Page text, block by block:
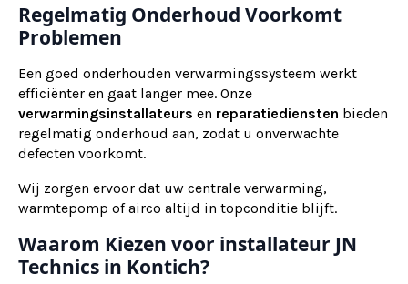
Regelmatig Onderhoud Voorkomt
Problemen
Een goed onderhouden verwarmingssysteem werkt
efficiënter en gaat langer mee. Onze
verwarmingsinstallateurs en reparatiediensten bieden
regelmatig onderhoud aan, zodat u onverwachte
defecten voorkomt.
Wij zorgen ervoor dat uw centrale verwarming,
warmtepomp of airco altijd in topconditie blijft.
Waarom Kiezen voor installateur JN
Technics in Kontich?